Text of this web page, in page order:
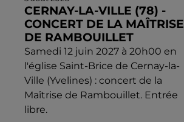
CERNAY-LA-VILLE (78) -
CONCERT DE LA MAÎTRISE
DE RAMBOUILLET
Samedi 12 juin 2027 à 20h00 en
l'église Saint-Brice de Cernay-la-
Ville (Yvelines) : concert de la
Maîtrise de Rambouillet. Entrée
libre.